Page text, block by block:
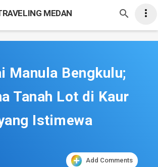

MEDAN 
Manula Bengkulu;
Tanah Lot di Kaur
Istimewa
Add Comments